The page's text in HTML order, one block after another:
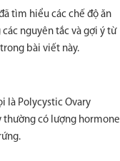
tìm hiểu các chế độ ăn
nguyên tắc và gợi ý từ
bài viết này.
là Polycystic Ovary
thường có lượng hormone